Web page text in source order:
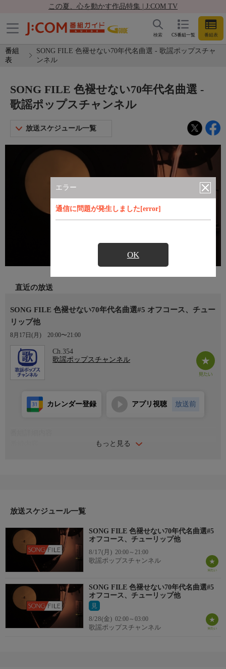
この夏、心を動かす作品特集 | J:COM TV
CS番組一覧 番組表
検索
番組
表
SONG FILE 色褪せない70年代名曲選 - 歌謡ポップスチャ
ンネル
エラー
通信に問題が発生しました[error]
OK
SONG FILE 色褪せない70年代名曲選 -
歌謡ポップスチャンネル
放送スケジュール一覧
直近の放送
SONG FILE 色褪せない70年代名曲選#5 オフコース、チュー
リップ他
8月17日(月) 20:00〜21:00
Ch.354
歌謡ポップスチャンネル
もっと見る
カレンダー登録 アプリ視聴 放送前
♪夏ひらく青春／山口百恵
♪ブーツをぬいで朝食を／西城秀樹
♪女友達／野口五郎
♪妖精の詩／アグネス・チャン
♪恋のインディアン人形／リンリン・ランラン
♪夏のふれあい／フォーリーブス
他
放送スケジュール一覧
SONG FILE 色褪せない70年代名曲選#5
オフコース、チューリップ他
8/17(月) 20:00～21:00
歌謡ポップスチャンネル
SONG FILE 色褪せない70年代名曲選#5
オフコース、チューリップ他
見
8/28(金) 02:00～03:00
歌謡ポップスチャンネル